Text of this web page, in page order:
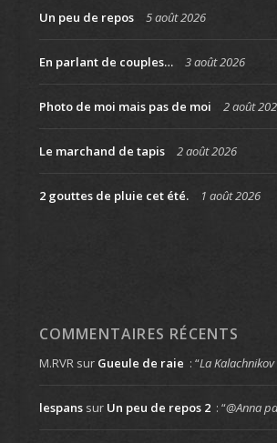
Un peu de repos 5 août 2026
En parlant de couples… 3 août 2026
Photo de moi mais pas de moi 2 août
Le marchand de tapis 2 août 2026
2 gouttes de pluie cet été. 1 août 2026
COMMENTAIRES RÉCENTS
M.RVRsur Gueule de raie : “La
lespanssur Un peu de repos 2 : “@Anna